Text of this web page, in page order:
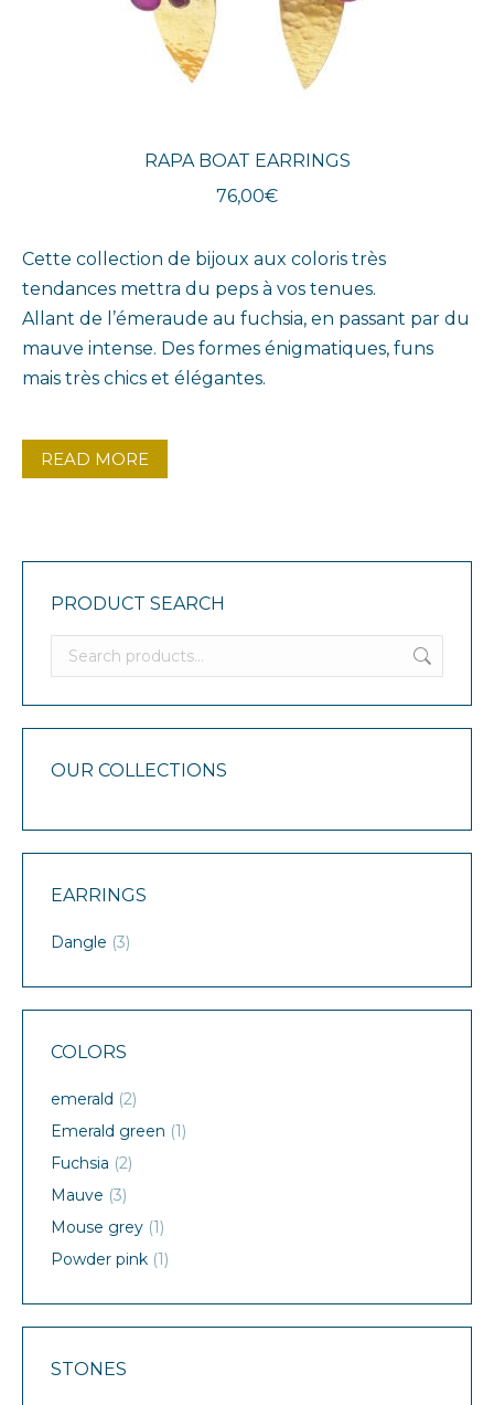
Cette collection de bijoux aux coloris très
tendances mettra du peps à vos tenues.
Allant de l’émeraude au fuchsia, en passant par du
mauve intense. Des formes énigmatiques, funs
mais très chics et élégantes.
READ MORE
RAPA BOAT EARRINGS
76,00€
PRODUCT SEARCH
OUR COLLECTIONS
EARRINGS
Dangle (3)
COLORS
emerald (2)
Emerald green (1)
Fuchsia (2)
Mauve (3)
Mouse grey (1)
Powder pink (1)
STONES